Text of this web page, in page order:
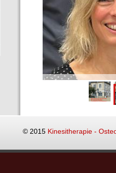
© 2015 Kinesitherapie -